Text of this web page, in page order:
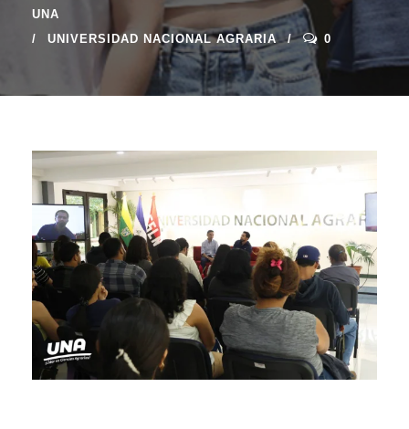
UNA
UNIVERSIDAD NACIONAL AGRARIA
0